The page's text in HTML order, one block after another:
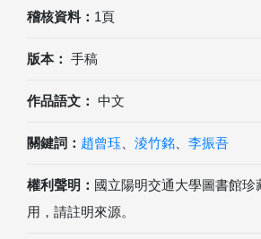
稽核資料： 1頁
版本： 手稿
作品語文： 中文
關鍵詞： 趙曾珏 淩竹銘 李振吾
權利聲明： 國立陽明交通大學圖書館珍
用，請註明來源。